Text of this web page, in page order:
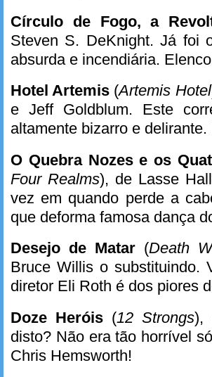
Círculo de Fogo, a
Steven S. DeKnight. Já foi
absurda e incendiária.
Hotel Artemis (Artemis Hotel
e Jeff Goldblum. Este
altamente bizarro e
O Quebra Nozes e os
Four Realms), de Lasse
vez em quando perde a
que deforma famosa dança
Desejo de Matar (Death
Bruce Willis o substituindo.
diretor Eli Roth é dos piores
Doze Heróis (12 Strongs),
disto? Não era tão horrível
Chris Hemsworth!